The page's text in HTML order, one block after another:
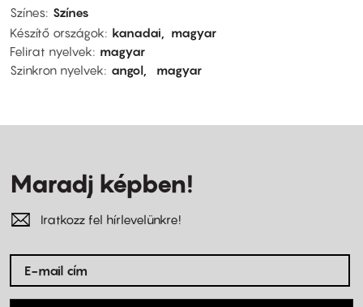
Színes Színes
Készítő országok
kanadai
magyar
Felirat nyelvek
magyar
Szinkron nyelvek
angol magyar
Maradj képben!
Iratkozz fel hírlevelünkre!